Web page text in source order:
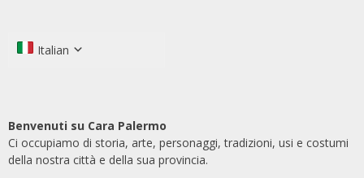
Italian
Benvenuti su Cara Palermo
Ci occupiamo di storia, arte, personaggi, tradizioni, usi e costumi
della nostra città e della sua provincia.